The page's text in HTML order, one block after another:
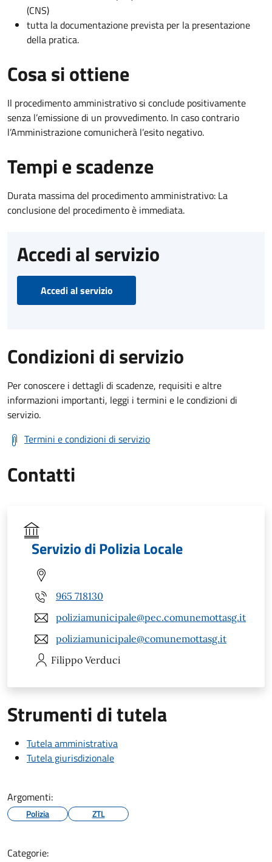
(CNS)
tutta la documentazione prevista per la presentazione
della pratica.
Cosa si ottiene
Il procedimento amministrativo si conclude positivamente
senza l’emissione di un provvedimento. In caso contrario
l’Amministrazione comunicherà l’esito negativo.
Tempi e scadenze
Durata massima del procedimento amministrativo: La
conclusione del procedimento è immediata.
Accedi al servizio
Accedi al servizio
Condizioni di servizio
Per conoscere i dettagli di scadenze, requisiti e altre
informazioni importanti, leggi i termini e le condizioni di
servizio.
Termini e condizioni di servizio
Contatti
Servizio di Polizia Locale
965 718130
poliziamunicipale@pec.comunemottasg.it
poliziamunicipale@comunemottasg.it
Filippo Verduci
Strumenti di tutela
Tutela amministrativa
Tutela giurisdizionale
Argomenti:
Polizia ZTL
Categorie: